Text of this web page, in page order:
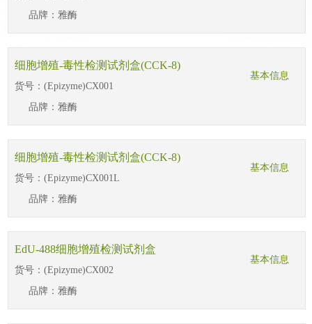
品牌： 雅酶
细胞增殖-毒性检测试剂盒(CCK-8)
基本信息
货号： (Epizyme)CX001
品牌： 雅酶
细胞增殖-毒性检测试剂盒(CCK-8)
基本信息
货号： (Epizyme)CX001L
品牌： 雅酶
EdU-488细胞增殖检测试剂盒
基本信息
货号： (Epizyme)CX002
品牌： 雅酶